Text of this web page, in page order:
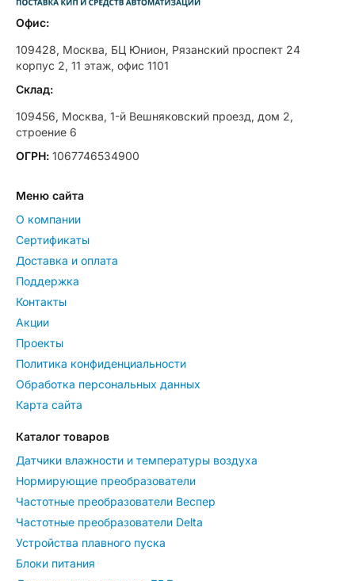
Офис:
109428, Москва, БЦ Юнион, Рязанский проспект 24
корпус 2, 11 этаж, офис 1101
Склад:
109456, Москва, 1-й Вешняковский проезд, дом 2,
строение 6
ОГРН: 1067746534900
Меню сайта
О компании
Сертификаты
Доставка и оплата
Поддержка
Контакты
Акции
Проекты
Политика конфиденциальности
Обработка персональных данных
Карта сайта
Каталог товаров
Датчики влажности и температуры воздуха
Нормирующие преобразователи
Частотные преобразователи Веспер
Частотные преобразователи Delta
Устройства плавного пуска
Блоки питания